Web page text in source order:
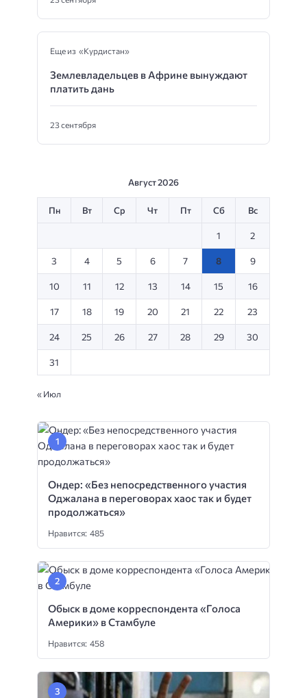
Еще из «Курдистан»
Землевладельцев в Африне вынуждают
платить дань
23 сентября
Август 2026
Пн Вт Ср Чт Пт Сб Вс
1 2
3 4 5 6 7 8 9
10 11 12 13 14 15 16
17 18 19 20 21 22 23
24 25 26 27 28 29 30
31
« Июл
Ондер: «Без непосредственного участия
Оджалана в переговорах хаос так и будет
продолжаться»
Нравится: 485
Обыск в доме корреспондента «Голоса
Америки» в Стамбуле
Нравится: 458